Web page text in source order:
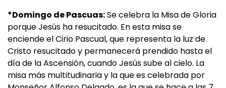
*Domingo de Pascuas:Se celebra la Misa de Gloria
porque Jesús ha resucitado. En esta misa se
enciende el Cirio Pascual, que representa la luz de
Cristo resucitado y permanecerá prendido hasta el
día de la Ascensión, cuando Jesús sube al cielo. La
misa más multitudinaria y la que es celebrada por